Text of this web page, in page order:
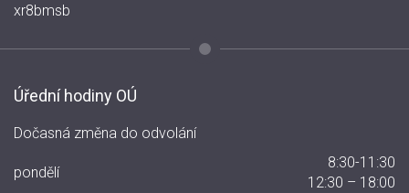
xr8bmsb
Úřední hodiny OÚ
Dočasná změna do odvolání
pondělí
8:30-11:30
12:30 – 18:00